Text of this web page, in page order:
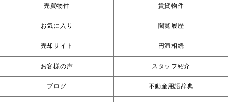
売買物件 賃貸物件
お気に入り 閲覧履歴
売却サイト 円満相続
お客様の声 スタッフ紹介
ブログ 不動産用語辞典